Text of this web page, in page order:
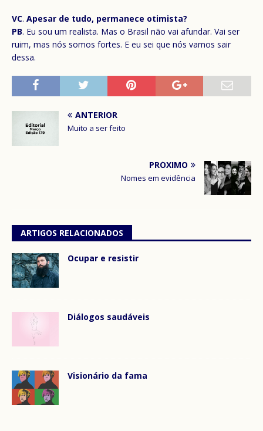
VC. Apesar de tudo, permanece otimista?
PB. Eu sou um realista. Mas o Brasil não vai afundar. Vai ser
ruim, mas nós somos fortes. E eu sei que nós vamos sair
dessa.
ANTERIOR
Muito a ser feito
PRÓXIMO
Nomes em evidência
ARTIGOS RELACIONADOS
Ocupar e resistir
Diálogos saudáveis
Visionário da fama